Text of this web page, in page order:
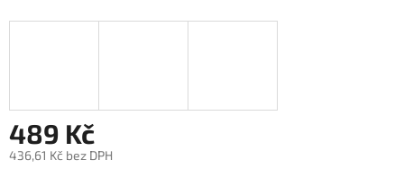
489 Kč
436,61 Kč bez DPH